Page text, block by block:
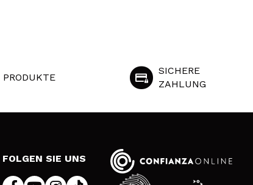
PRODUKTE
SICHERE
ZAHLUNG
FOLGEN SIE UNS